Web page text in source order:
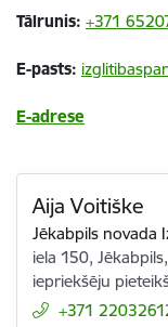
Tālrunis: +371
E-pasts:
E-adrese
Aija Voitiške
Jēkabpils novada
iela 150,
iepriekšēju
+371